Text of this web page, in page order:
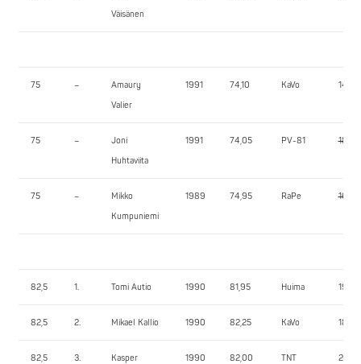
Väisänen
75 –
Amaury
Valier
1991 74,10 KaVo 140,0
75 –
Joni
Huhtaviita
1991 74,05 PV-81 180,0
75 –
Mikko
Kumpuniemi
1989 74,95 RaPe 165,0
82,5 1. Tomi Autio 1990 81,95 Huima 190,0
82,5 2. Mikael Kallio 1990 82,25 KaVo 185,0
82,5 3.
Kasper
1990 82,00 TNT 200,0